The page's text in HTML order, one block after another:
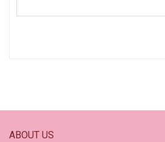
ABOUT US